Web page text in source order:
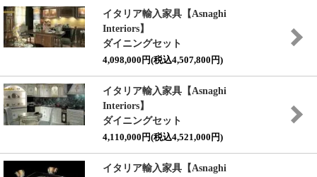
イタリア輸入家具【Asnaghi
Interiors】
ダイニングセット
4,098,000円(税込4,507,800円)
イタリア輸入家具【Asnaghi
Interiors】
ダイニングセット
4,110,000円(税込4,521,000円)
イタリア輸入家具【Asnaghi